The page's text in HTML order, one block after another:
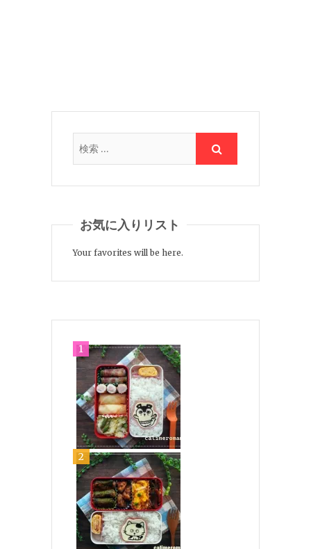
お気に入りリスト
Your favorites will be here.